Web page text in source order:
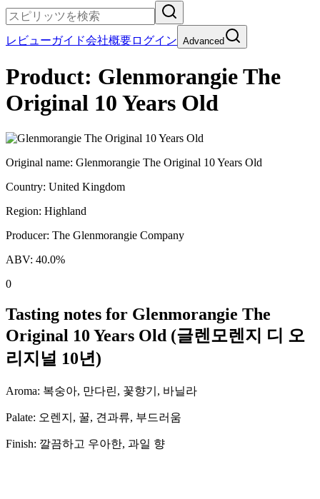
レビューガイド会社概要ログイン Advanced
Product: Glenmorangie The
Original 10 Years Old
Original name: Glenmorangie The Original 10 Years Old
Country: United Kingdom
Region: Highland
Producer: The Glenmorangie Company
ABV: 40.0%
0
Tasting notes for Glenmorangie The
Original 10 Years Old (글렌모렌지 디 오
리지널 10년)
Aroma: 복숭아, 만다린, 꽃향기, 바닐라
Palate: 오렌지, 꿀, 견과류, 부드러움
Finish: 깔끔하고 우아한, 과일 향